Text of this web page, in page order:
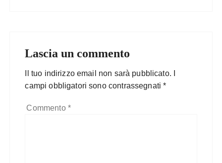
Lascia un commento
Il tuo indirizzo email non sarà pubblicato.
campi obbligatori sono contrassegnati*
Commento *